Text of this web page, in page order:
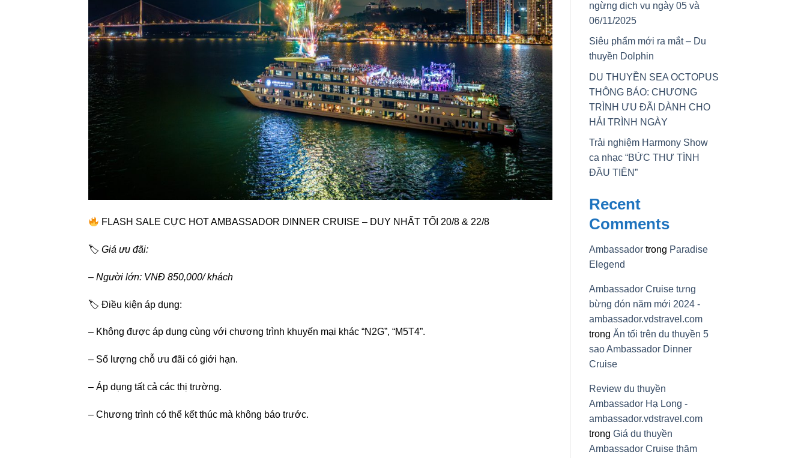
FLASH SALE CỰC HOT AMBASSADOR DINNER CRUISE – DUY NHẤT TỐI 20/8 & 22/8
🏷 Giá ưu đãi:
– Người lớn: VNĐ 850,000/ khách
🏷 Điều kiện áp dụng:
– Không được áp dụng cùng với chương trình khuyến mại khác “N2G”, “M5T4”.
– Số lượng chỗ ưu đãi có giới hạn.
– Áp dụng tất cả các thị trường.
– Chương trình có thể kết thúc mà không báo trước.
ngừng dịch vụ ngày 05 và
06/11/2025
Siêu phẩm mới ra mắt – Du
thuyền Dolphin
DU THUYỀN SEA OCTOPUS
THÔNG BÁO: CHƯƠNG
TRÌNH ƯU ĐÃI DÀNH CHO
HẢI TRÌNH NGÀY
Trải nghiệm Harmony Show
ca nhạc “BỨC THƯ TÌNH
ĐẦU TIÊN”
Recent
Comments
Ambassadortrong Paradise
Elegend
Ambassador Cruise tưng
bừng đón năm mới 2024 -
ambassador.vdstravel.com
trong Ăn tối trên du thuyền 5
sao Ambassador Dinner
Cruise
Review du thuyền
Ambassador Hạ Long -
ambassador.vdstravel.com
trong Giá du thuyền
Ambassador Cruise thăm